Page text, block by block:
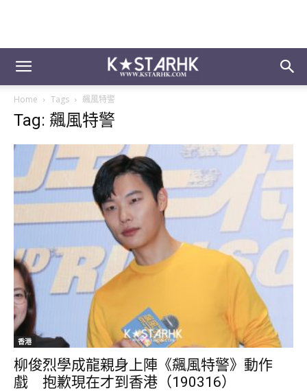
Home Tags 飆風特警
Tag: 飆風特警
香港
柳俊烈學成龍親身上陣《飆風特警》動作
戲 抱歉現在才到香港（190316）